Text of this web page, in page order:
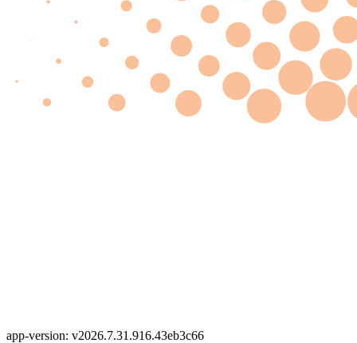
app-version: v2026.7.31.916.43eb3c66